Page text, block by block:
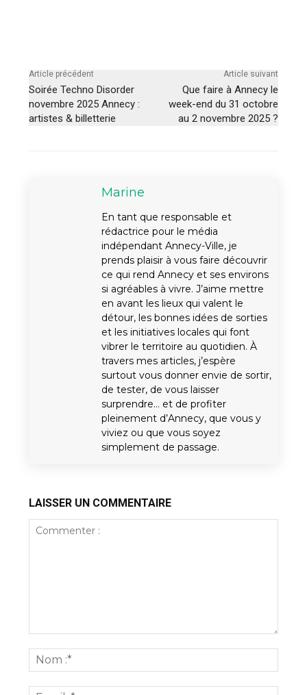
Article précédent
Soirée Techno Disorder
novembre 2025 Annecy :
artistes & billetterie
Article suivant
Que faire à Annecy le
week-end du 31 octobre
au 2 novembre 2025 ?
Marine
En tant que responsable et
rédactrice pour le média
indépendant Annecy-Ville, je
prends plaisir à vous faire découvrir
ce qui rend Annecy et ses environs
si agréables à vivre. J’aime mettre
en avant les lieux qui valent le
détour, les bonnes idées de sorties
et les initiatives locales qui font
vibrer le territoire au quotidien. À
travers mes articles, j’espère
surtout vous donner envie de sortir,
de tester, de vous laisser
surprendre… et de profiter
pleinement d’Annecy, que vous y
viviez ou que vous soyez
simplement de passage.
LAISSER UN COMMENTAIRE
:*